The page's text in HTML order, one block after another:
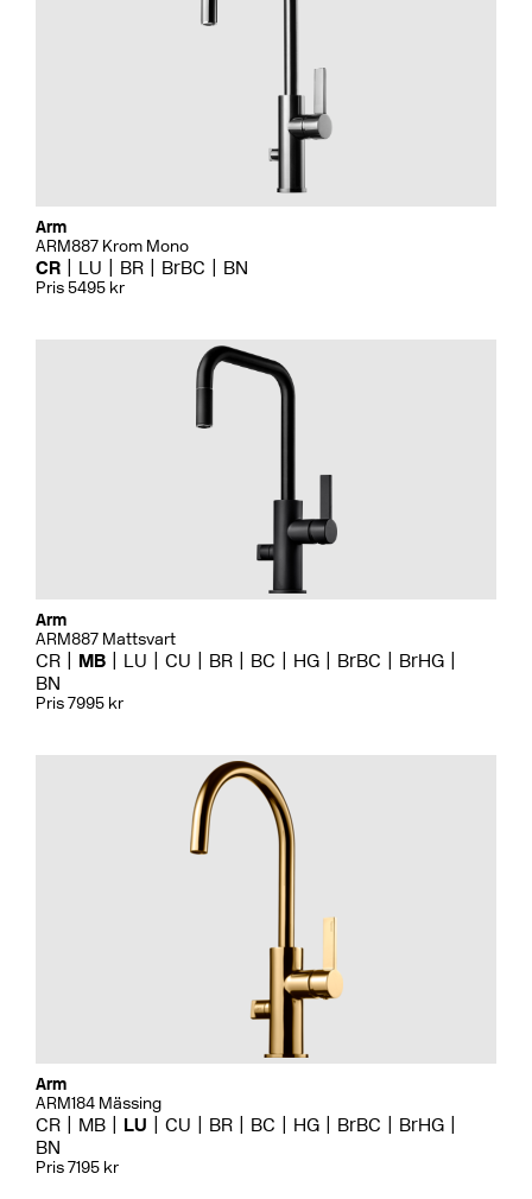
Arm
ARM887 Krom Mono
CR LU BR BrBC BN
Pris 5495 kr
Arm
ARM887 Mattsvart
CR MB LU CU BR BC HG BrBC
BrHG
BN
Pris 7995 kr
Arm
ARM184 Mässing
CR MB LU CU BR BC HG BrBC
BrHG
BN
Pris 7195 kr